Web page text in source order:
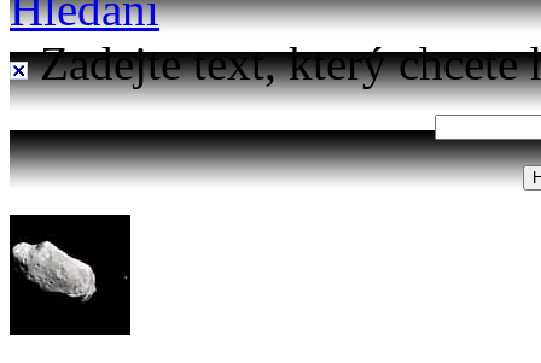
Zadejte text, který chcete